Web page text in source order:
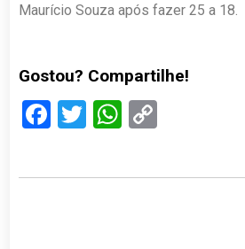
Maurício Souza após fazer 25 a 18.
Gostou? Compartilhe!
Facebook
TwitterWhatsApp